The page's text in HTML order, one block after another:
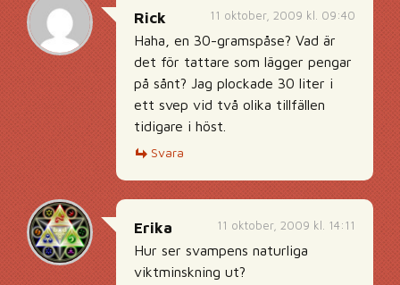
11 oktober, 2009 kl. 09:40
Rick
Haha, en 30-gramspåse? Vad är
det för tattare som lägger pengar
på sånt? Jag plockade 30 liter i
ett svep vid två olika tillfällen
tidigare i höst.
Svara
11 oktober, 2009 kl. 14:11
Erika
Hur ser svampens naturliga
viktminskning ut?